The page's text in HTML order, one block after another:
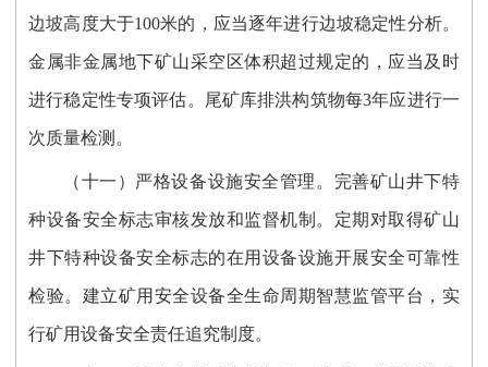
边坡高度大于100米的，应当逐年进行边坡稳定性分析。
金属非金属地下矿山采空区体积超过规定的，应当及时
进行稳定性专项评估。尾矿库排洪构筑物每3年应进行一
次质量检测。
（十一）严格设备设施安全管理。完善矿山井下特
种设备安全标志审核发放和监督机制。定期对取得矿山
井下特种设备安全标志的在用设备设施开展安全可靠性
检验。建立矿用安全设备全生命周期智慧监管平台，实
行矿用设备安全责任追究制度。